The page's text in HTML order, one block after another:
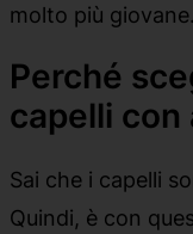
molto più giovane.
Perché
capelli
Sai che i capelli
Quindi, è con